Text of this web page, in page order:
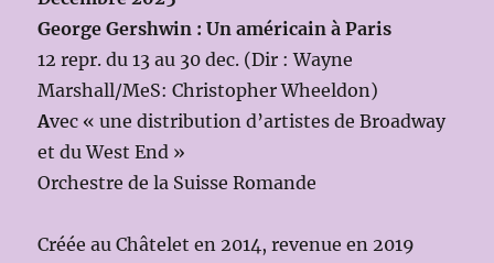
George Gershwin : Un américain à Paris
12 repr. du 13 au 30 dec. (Dir : Wayne
Marshall/MeS: Christopher Wheeldon)
Avec « une distribution d’artistes de Broadway
et du West End »
Orchestre de la Suisse Romande
Créée au Châtelet en 2014, revenue en 2019